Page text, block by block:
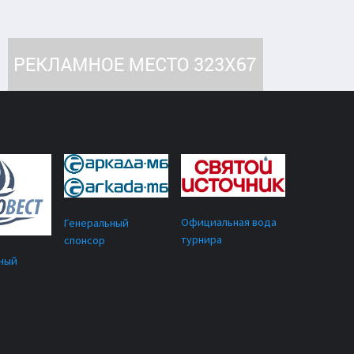
Генеральный
спонсор
Официальная вода
турнира